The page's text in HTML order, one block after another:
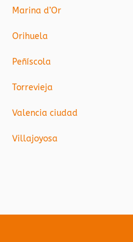
Marina d’Or
Orihuela
Peñíscola
Torrevieja
Valencia ciudad
Villajoyosa